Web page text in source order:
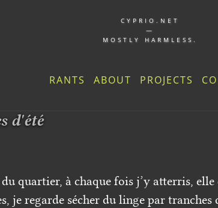
CYPRIO.NET
—
MOSTLY HARMLESS.
RANTS ABOUT PROJECTS
d'été
quartier, à chaque fois j’y atterris,
je regarde sécher du linge par tranches